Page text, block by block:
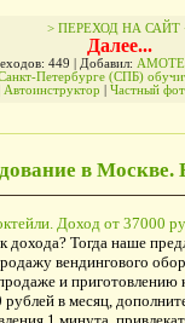
> ПЕРЕХОД НА САЙТ
Далее...
449 | Добавил:
Петербурге (СПБ)
Автоинструктор Частный
в Москве.
Доход от 37000
дохода? Тогда наше
вендингового
и приготовлению
в месяц,